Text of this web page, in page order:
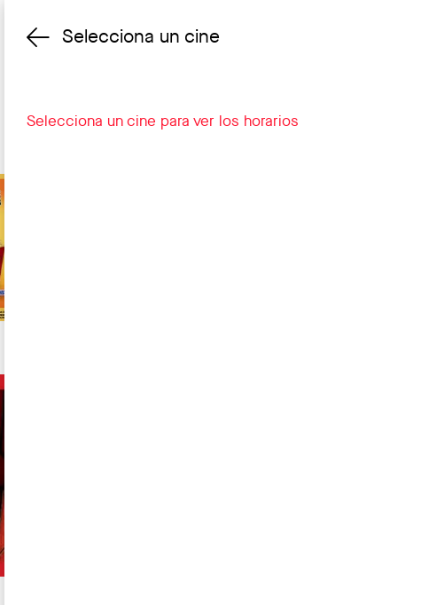
Cambiar cine
Selecciona un cine
Selecciona un cine para ver los horarios